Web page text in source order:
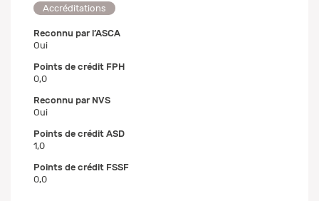
Accréditations
Reconnu par l’ASCA
Oui
Points de crédit FPH
0,0
Reconnu par NVS
Oui
Points de crédit ASD
1,0
Points de crédit FSSF
0,0